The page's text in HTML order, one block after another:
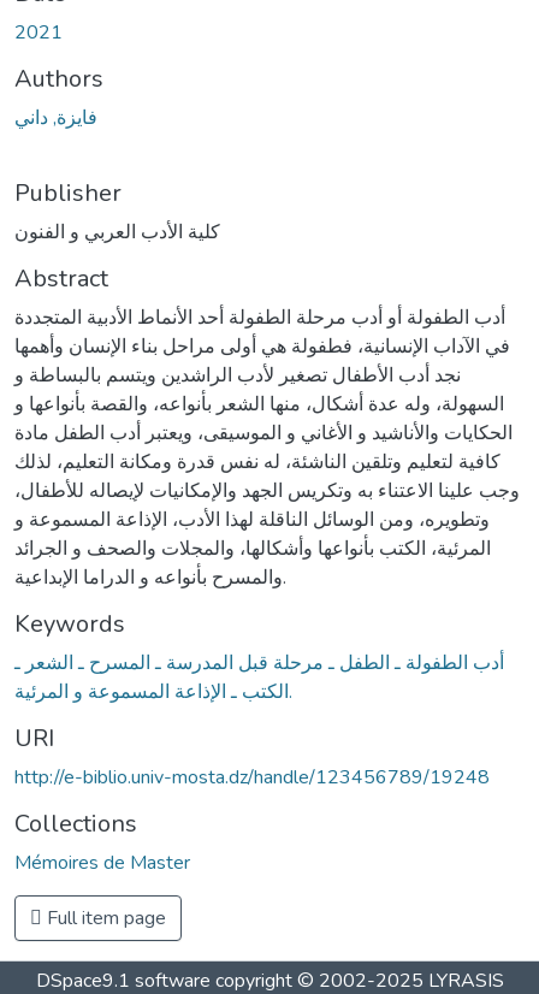
2021
Authors
فايزة, داني
Publisher
كلية الأدب العربي و الفنون
Abstract
أدب الطفولة أو أدب مرحلة الطفولة أحد الأنماط الأدبية المتجددة
في الآداب الإنسانية، فطفولة هي أولى مراحل بناء الإنسان وأهمها
نجد أدب الأطفال تصغير لأدب الراشدين ويتسم بالبساطة و
السهولة، وله عدة أشكال، منها الشعر بأنواعه، والقصة بأنواعها و
الحكايات والأناشيد و الأغاني و الموسيقى، ويعتبر أدب الطفل مادة
كافية لتعليم وتلقين الناشئة، له نفس قدرة ومكانة التعليم، لذلك
وجب علينا الاعتناء به وتكريس الجهد والإمكانيات لإيصاله للأطفال،
وتطويره، ومن الوسائل الناقلة لهذا الأدب، الإذاعة المسموعة و
المرئية، الكتب بأنواعها وأشكالها، والمجلات والصحف و الجرائد
والمسرح بأنواعه و الدراما الإبداعية.
Keywords
أدب الطفولة ـ الطفل ـ مرحلة قبل المدرسة ـ المسرح ـ الشعر ـ
الكتب ـ الإذاعة المسموعة و المرئية.
URI
http://e-biblio.univ-mosta.dz/handle/123456789/19248
Collections
Mémoires de Master
Full item page
DSpace9.1 software copyright © 2002-2025 LYRASIS